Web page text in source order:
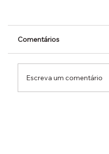
Comentários
Escreva um comentário